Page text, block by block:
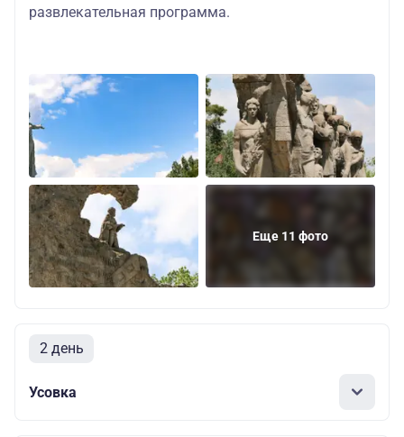
развлекательная программа.
Еще 11 фото
2 день
Усовка